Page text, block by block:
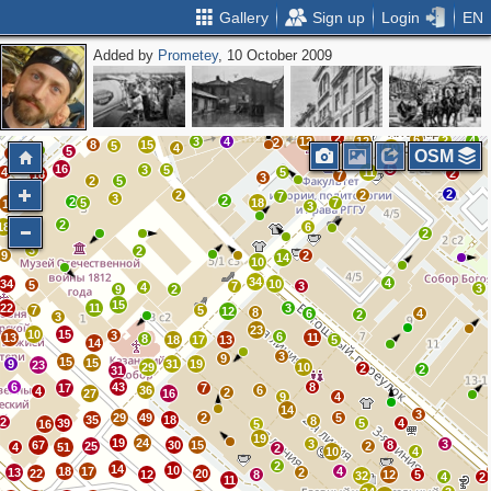
Gallery Sign up Login EN
Added by Prometey, 10 October 2009
4
8
2
8
6
11 13
25
27
9
4
6
4
6 9
7
17
3
22
41
6
7
4
12
8
5
16
18
2
11
3
5
9 6 4
11
4
18
9
34
22
13
9
10
7
23
15
15
6
4
2
4
16
67
51
39 35
22 18 17 14
25 19
27
29
24
49 18
16
36
43
31
15
17
14
3
11 15
8 18
29
31
7
19
17
5
9
13
12
23
8
7
2
4
9
2
3
3
5
2
5
2
2
5
5
3
3 2
5
3
4
8
15
18
17
17
16
14
15
10
11
6
3
4
4
7
4
2
5
12
4
2
5
7
12
2
19
12
6
5
11
2
7
7
3
6
2
14
7
18
3
2
34
10
10
3
3
6
5
11
2
2 4
4
2
2
2
3
2
3
4
4
3
8
12
5
32
10
4
2
3
5
5
2
4
4
8
8
14
9
10
3
6
6
5
2
2
15 19
2
2
8
11
20
30
12 10 2
13
OSM